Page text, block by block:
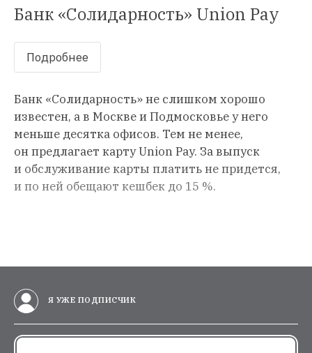
Банк «Солидарность» Union Pay
Подробнее
Банк «Солидарность» не слишком хорошо
известен, а в Москве и Подмосковье у него
меньше десятка офисов. Тем не менее,
он предлагает карту Union Pay. За выпуск
и обслуживание карты платить не придется,
и по ней обещают кешбек до 15 %.
Я УЖЕ ПОДПИСЧИК